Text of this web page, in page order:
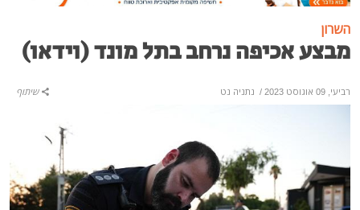
השרון
מבצע אכיפה נרחב בתל מונד (וידאו)
רביעי, 09 אוגוסט 2023 / נתניה נט שיתוף